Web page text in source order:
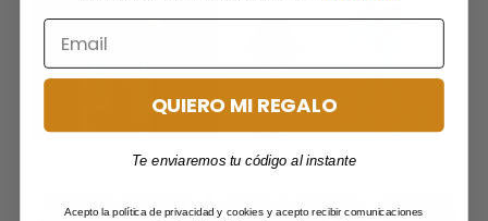
Doble faz, un toque rojo y Cora verde jade
QUIERO MI REGALO
Te enviaremos tu código al instante
Acepto la política de privacidad y cookies y acepto recibir comunicaciones